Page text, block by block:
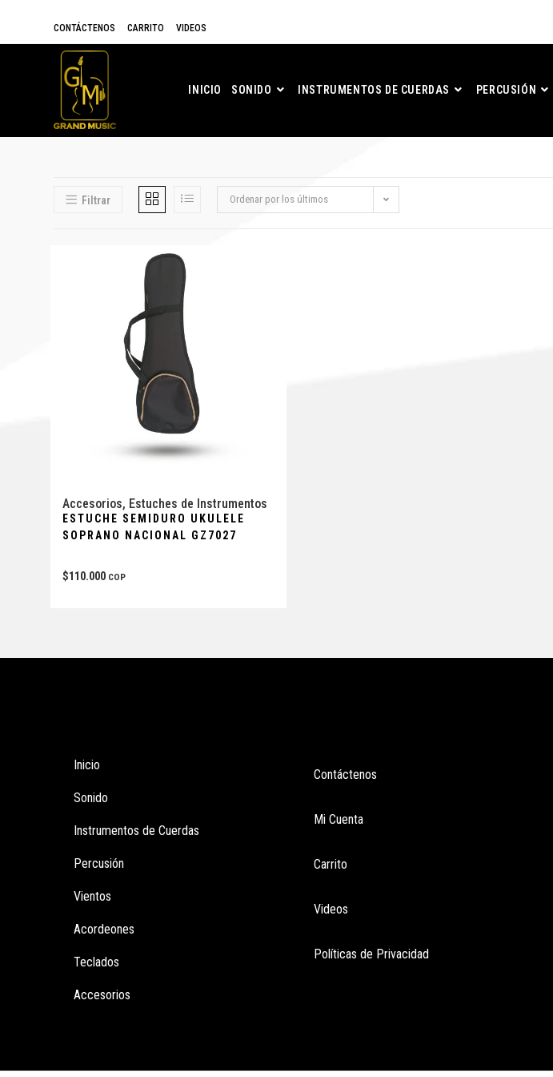
CONTÁCTENOS CARRITO VIDEOS
INICIO SONIDO INSTRUMENTOS DE CUERDAS PERCUSIÓN
Filtrar Ordenar por los últimos
Accesorios, Estuches de Instrumentos
ESTUCHE SEMIDURO UKULELE
SOPRANO NACIONAL GZ7027
$110.000 COP
Inicio
Sonido
Instrumentos de Cuerdas
Percusión
Vientos
Acordeones
Teclados
Accesorios
Contáctenos
Mi Cuenta
Carrito
Videos
Políticas de Privacidad